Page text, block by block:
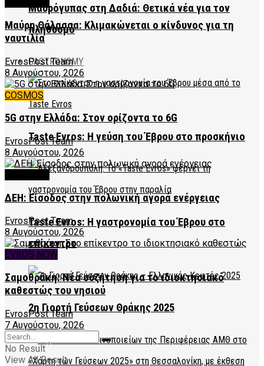
Μαυρόγυπας στη Δαδιά: Θετικά νέα για τον
πληθυσμό
GASTRONOMY
Taste Evros: Η γεύση του Έβρου στο προσκήνιο
Taste Evros: Η γαστρονομία του Έβρου στο
επίκεντρο
2η Γιορτή Γεύσεων Θράκης 2025
Μαύρη Θάλασσα: Κλιμακώνεται ο κίνδυνος για τη
ναυτιλία
EvrosPost Team
8 Αυγούστου, 2026
COSMOS
5G στην Ελλάδα: Στον ορίζοντα το 6G
EvrosPost Team
8 Αυγούστου, 2026
ΔΕΗ: Είσοδος στην πολωνική αγορά ενέργειας
EvrosPost Team
8 Αυγούστου, 2026
EVROS NOW
Σαμοθράκη: Νέα συζήτηση για το ιδιοκτησιακό
καθεστώς του νησιού
EvrosPost Team
7 Αυγούστου, 2026
No Result
View All Result